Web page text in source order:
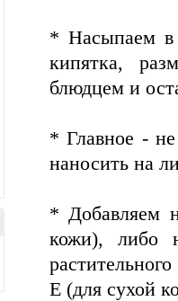
* Насыпаем в
кипятка,
блюдцем и
* Главное -
наносить на
* Добавляем
кожи), либо
Е (для сухой